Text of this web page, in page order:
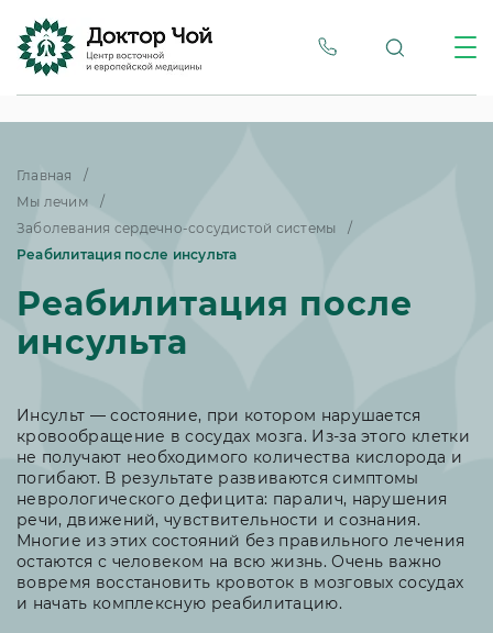
Главная
Мы лечим
Заболевания сердечно-сосудистой системы
Реабилитация после инсульта
Реабилитация после
инсульта
Инсульт — состояние, при котором нарушается
кровообращение в сосудах мозга. Из-за этого клетки
не получают необходимого количества кислорода и
погибают. В результате развиваются симптомы
неврологического дефицита: паралич, нарушения
речи, движений, чувствительности и сознания.
Многие из этих состояний без правильного лечения
остаются с человеком на всю жизнь. Очень важно
вовремя восстановить кровоток в мозговых сосудах
и начать комплексную реабилитацию.